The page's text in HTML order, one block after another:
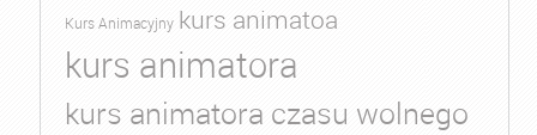
Kurs Animacyjny kurs animatoa
kurs animatora
kurs animatora czasu wolnego